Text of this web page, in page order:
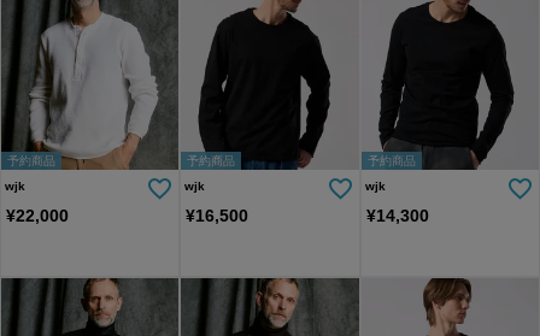
予約商品
wjk
¥22,000
予約商品
wjk
¥16,500
予約商品
wjk
¥14,300